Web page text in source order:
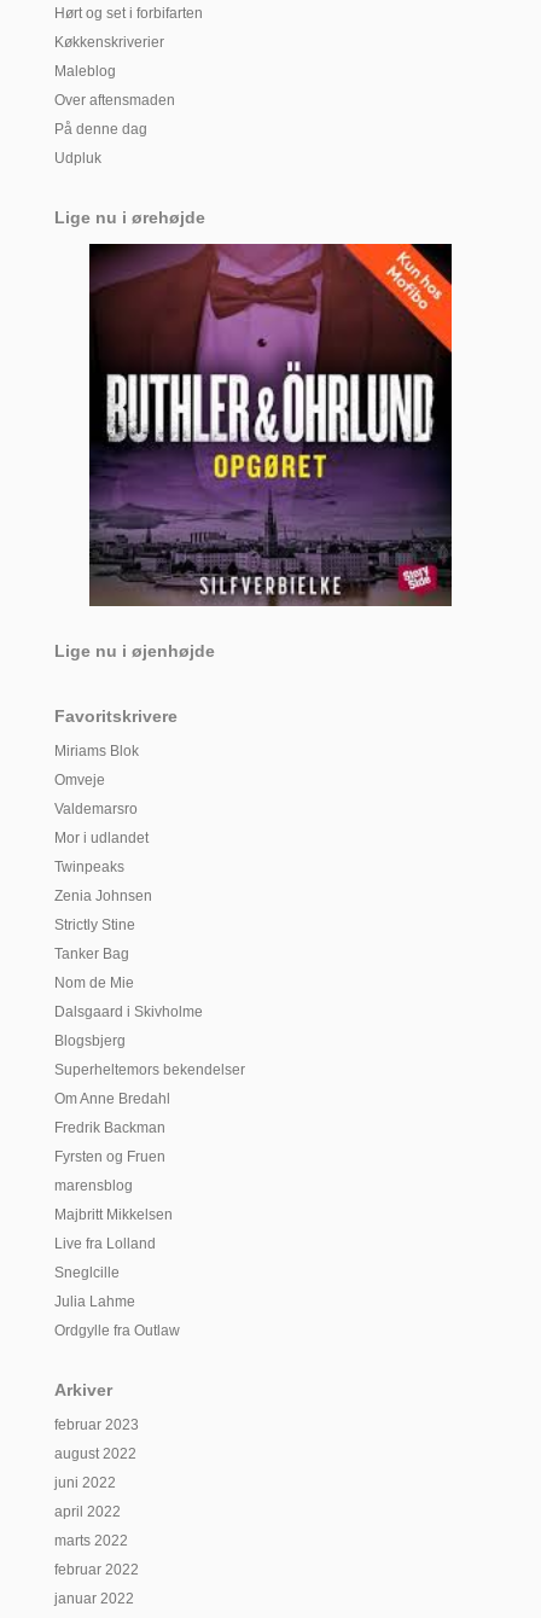
Hørt og set i forbifarten
Køkkenskriverier
Maleblog
Over aftensmaden
På denne dag
Udpluk
Lige nu i ørehøjde
Lige nu i øjenhøjde
Favoritskrivere
Miriams Blok
Omveje
Valdemarsro
Mor i udlandet
Twinpeaks
Zenia Johnsen
Strictly Stine
Tanker Bag
Nom de Mie
Dalsgaard i Skivholme
Blogsbjerg
Superheltemors bekendelser
Om Anne Bredahl
Fredrik Backman
Fyrsten og Fruen
marensblog
Majbritt Mikkelsen
Live fra Lolland
Sneglcille
Julia Lahme
Ordgylle fra Outlaw
Arkiver
februar 2023
august 2022
juni 2022
april 2022
marts 2022
februar 2022
januar 2022